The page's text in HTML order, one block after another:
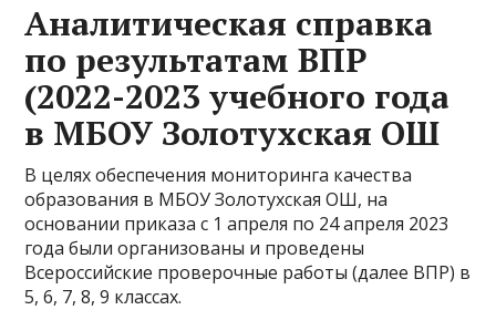
Аналитическая справка
по результатам ВПР
(2022-2023 учебного года
в МБОУ Золотухская ОШ
В целях обеспечения мониторинга качества
образования в МБОУ Золотухская ОШ, на
основании приказа с 1 апреля по 24 апреля 2023
года были организованы и проведены
Всероссийские проверочные работы (далее ВПР) в
5, 6, 7, 8, 9 классах.